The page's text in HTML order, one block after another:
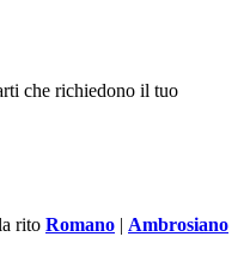
che richiedono il tuo
rito Romano | Ambrosiano